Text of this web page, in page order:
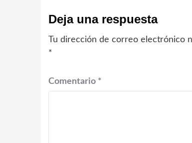
Deja una respuesta
Tu dirección de correo electrónico
*
Comentario *